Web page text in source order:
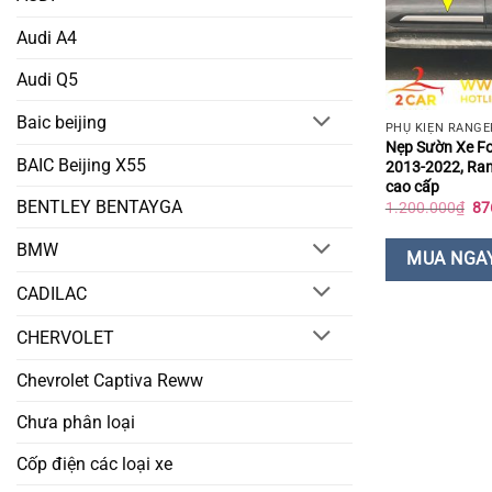
Audi A4
Audi Q5
Baic beijing
BAIC Beijing X55
BENTLEY BENTAYGA
BMW
CADILAC
CHERVOLET
Chevrolet Captiva Reww
Chưa phân loại
Cốp điện các loại xe
PHỤ KIỆN
Nẹp Sườn Xe
2013-2022,
cao cấp
1.200.000₫
là:
MUA